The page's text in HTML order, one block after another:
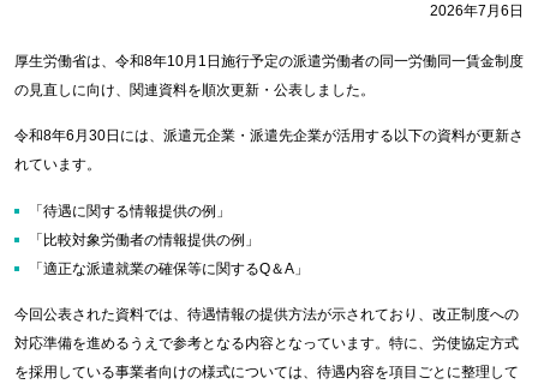
2026年7月6日
厚生労働省は、令和8年10月1日施行予定の派遣労働者の同一労働同一賃金制度
の見直しに向け、関連資料を順次更新・公表しました。
令和8年6月30日には、派遣元企業・派遣先企業が活用する以下の資料が更新さ
れています。
「待遇に関する情報提供の例」
「比較対象労働者の情報提供の例」
「適正な派遣就業の確保等に関するQ＆A」
今回公表された資料では、待遇情報の提供方法が示されており、改正制度への
対応準備を進めるうえで参考となる内容となっています。特に、労使協定方式
を採用している事業者向けの様式については、待遇内容を項目ごとに整理して